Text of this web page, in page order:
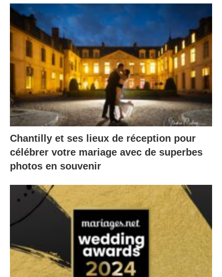
Chantilly et ses lieux de réception pour
célébrer votre mariage avec de superbes
photos en souvenir